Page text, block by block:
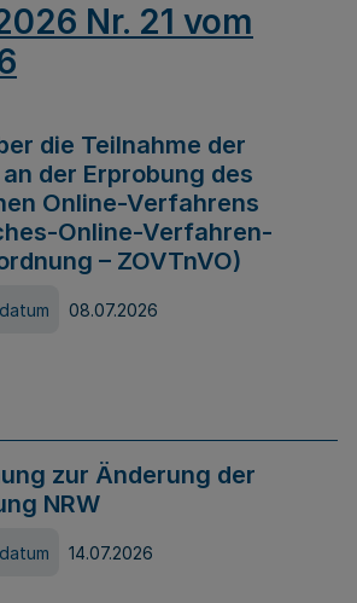
Nr. 21 vom
die Teilnahme der
der Erprobung des
Online-Verfahrens
Online-Verfahren-
– ZOVTnVO)
08.07.2026
zur Änderung der
NRW
14.07.2026